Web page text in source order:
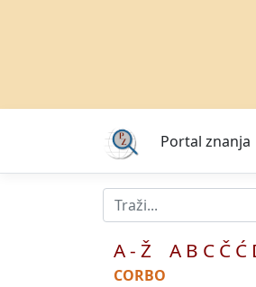
Portal znanja
A - Ž A B C Č Ć
CORBO